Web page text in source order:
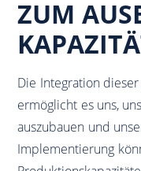
ZUM
Die Integration
ermöglicht es uns,
auszubauen und
Implementierung